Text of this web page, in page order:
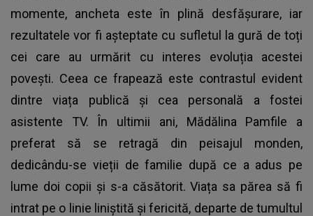
momente, ancheta este în plină desfășurare, iar
rezultatele vor fi așteptate cu sufletul la gură de toți
cei care au urmărit cu interes evoluția acestei
povești. Ceea ce frapează este contrastul evident
dintre viața publică și cea personală a fostei
asistente TV. În ultimii ani, Mădălina Pamfile a
preferat să se retragă din peisajul monden,
dedicându-se vieții de familie după ce a adus pe
lume doi copii și s-a căsătorit. Viața sa părea să fi
intrat pe o linie liniștită și fericită, departe de tumultul